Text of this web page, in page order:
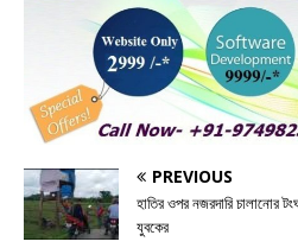
e
o
o
k
te
r
e
n
g
e
r
s
A
p
p
e
PREVIOUS
হাতির ওপর নজরদারি চালানোর
যুবকের